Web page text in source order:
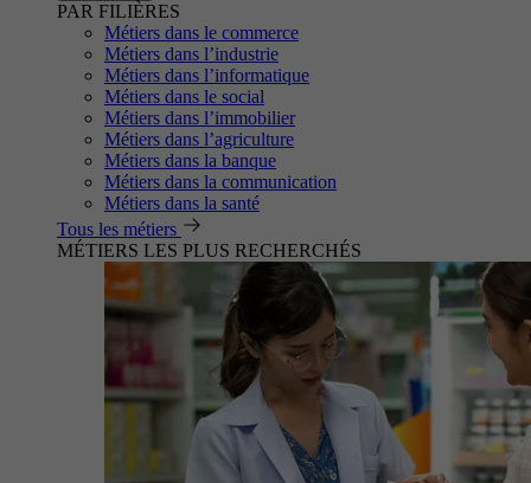
PAR FILIÈRES
Métiers dans le commerce
Métiers dans l’industrie
Métiers dans l’informatique
Métiers dans le social
Métiers dans l’immobilier
Métiers dans l’agriculture
Métiers dans la banque
Métiers dans la communication
Métiers dans la santé
Tous les métiers
MÉTIERS LES PLUS RECHERCHÉS